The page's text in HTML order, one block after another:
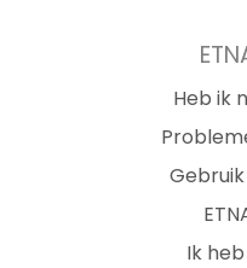
Heb ik
Ik